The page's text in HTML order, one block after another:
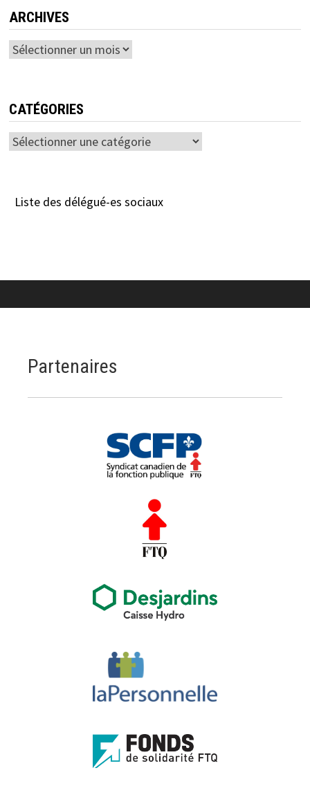
ARCHIVES
Archives
CATÉGORIES
Catégories
Liste des délégué-es sociaux
Partenaires